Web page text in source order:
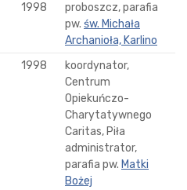
1998
proboszcz, parafia
pw. św. Michała
Archanioła, Karlino
1998
koordynator,
Centrum
Opiekuńczo-
Charytatywnego
Caritas, Piła
administrator,
parafia pw. Matki
Bożej